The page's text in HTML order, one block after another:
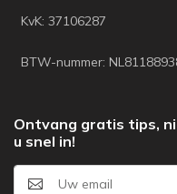
KvK: 37106287
BTW-nummer:
Ontvang gratis tips,
u snel in!